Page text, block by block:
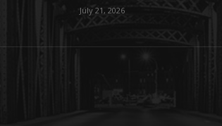
July 21, 2026